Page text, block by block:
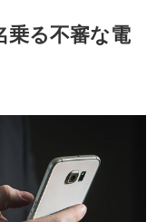
乗る不審な電